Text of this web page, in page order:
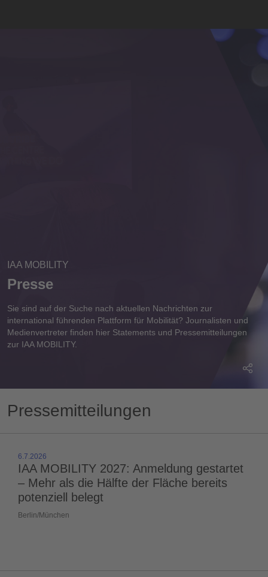
IAA MOBILITY
Presse
Sie sind auf der Suche nach aktuellen Nachrichten zur
international führenden Plattform für Mobilität? Journalisten und
Medienvertreter finden hier Statements und Pressemitteilungen
zur IAA MOBILITY.
Pressemitteilungen
IAA MOBILITY 2027: Anmeldung gestartet
– Mehr als die Hälfte der Fläche bereits
potenziell belegt
6.7.2026
Berlin/München